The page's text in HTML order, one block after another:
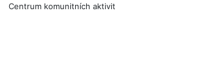
Centrum komunitních aktivit